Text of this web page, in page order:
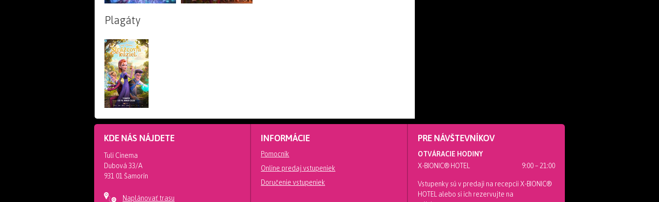
Plagáty
KDE NÁS NÁJDETE
Tuli Cinema
Dubová 33/A
931 01 Šamorín
Naplánovať trasu
INFORMÁCIE
Pomocník
Online predaj vstupeniek
Doručenie vstupeniek
PRE NÁVŠTEVNÍKOV
OTVÁRACIE HODINY
X-BIONIC® HOTEL
9:00 – 21:00
Vstupenky sú v predaji na recepcii X-BIONIC®
HOTEL alebo si ich rezervujte na